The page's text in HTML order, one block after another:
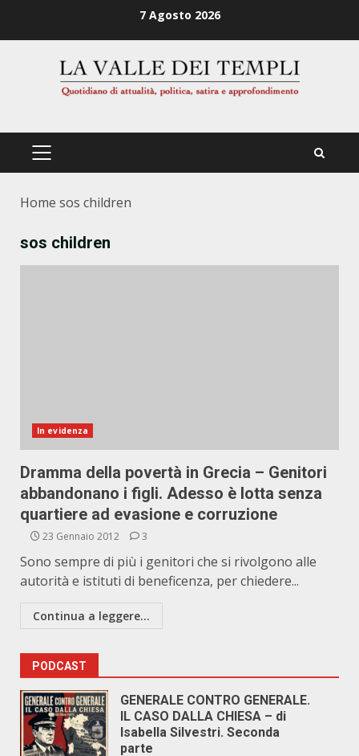
7 Agosto 2026
PRIMÄRES
Home sos children
sos children
In evidenza
Dramma della povertà in Grecia – G enitori
abbandonano i figli. Adesso è lotta senza
quartiere ad evasione e corruzione
23 Gennaio 2012 3
Sono sempre di più i genitori che si rivolgono alle
autorità e istituti di beneficenza, per chiedere...
Continua a leggere...
PODCAST
GENERALE CONTRO GENERALE.
IL CASO DALLA CHIESA – di
Isabella Silvestri. Seconda
parte